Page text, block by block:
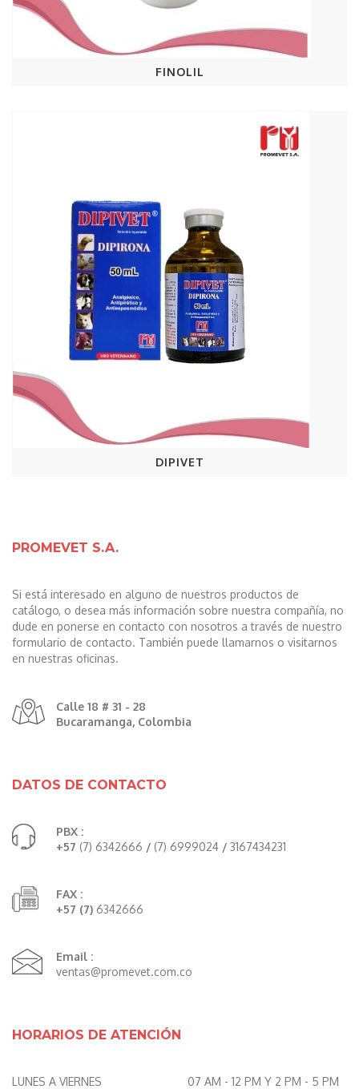
FINOLIL
DIPIVET
PROMEVET S.A.
Si está interesado en alguno de nuestros productos de
catálogo, o desea más información sobre nuestra compañía, no
dude en ponerse en contacto con nosotros a través de nuestro
formulario de contacto. También puede llamarnos o visitarnos
en nuestras oficinas.
Calle 18 # 31 - 28
Bucaramanga, Colombia
DATOS DE CONTACTO
PBX :
+57 (7) 6342666 / (7) 6999024 / 3167434231
FAX :
+57 (7) 6342666
Email :
ventas@promevet.com.co
HORARIOS DE ATENCIÓN
LUNES A VIERNES 07 AM - 12 PM Y 2 PM - 5 PM